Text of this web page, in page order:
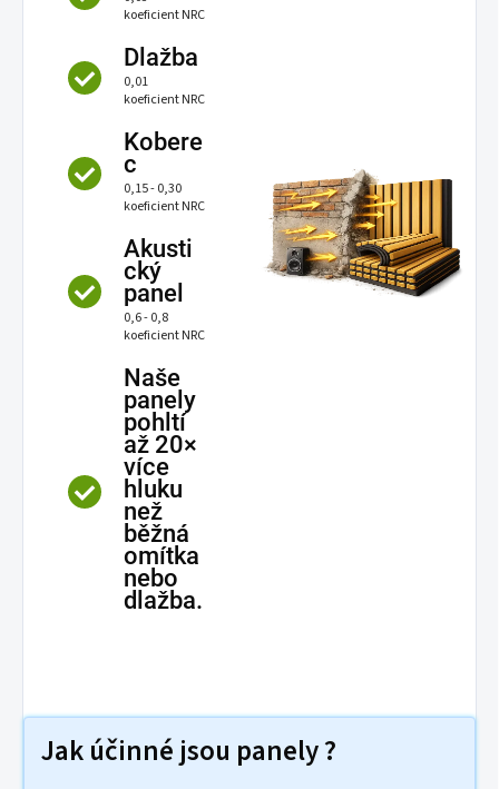
koeficient NRC
Dlažba
0,01
koeficient NRC
Kobere
c
0,15 - 0,30
koeficient NRC
Akusti
cký
panel
0,6 - 0,8
koeficient NRC
Naše
panely
pohltí
až 20×
více
hluku
než
běžná
omítka
nebo
dlažba.
Jak účinné jsou panely ?